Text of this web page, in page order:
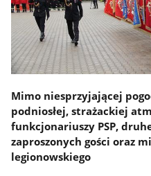
Mimo niesprzyjającej
podniosłej, strażackiej
funkcjonariuszy PSP,
zaproszonych gości oraz
legionowskiego